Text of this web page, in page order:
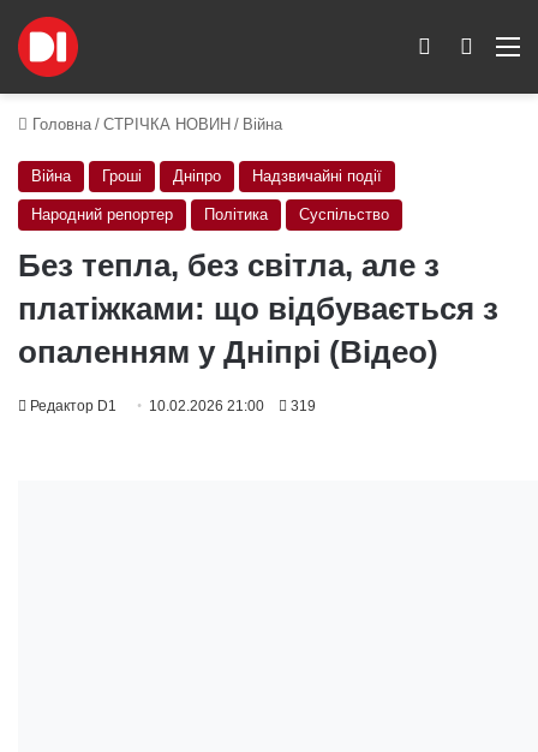
Пошук
Switch skin
Головна / СТРІЧКА НОВИН / Війна
Війна Гроші Дніпро Надзвичайні події
Народний репортер Політика Суспільство
Без тепла, без світла, але з
платіжками: що відбувається з
опаленням у Дніпрі (Відео)
Редактор D1 10.02.2026 21:00 319